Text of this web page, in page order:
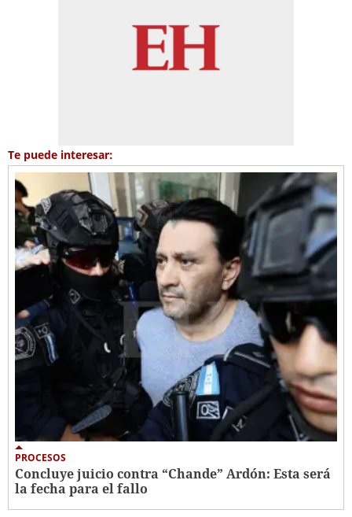
Te puede interesar:
PROCESOS
Concluye juicio contra “Chande” Ardón: Esta será
la fecha para el fallo